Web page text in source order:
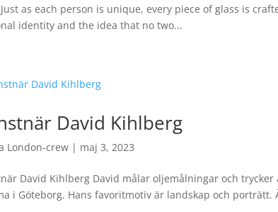
as each person is unique, every piece of glass is
identity and the idea that no two...
David Kihlberg
London-crew | maj 3, 2023
David Kihlberg David målar oljemålningar och
i Göteborg. Hans favoritmotiv är landskap och